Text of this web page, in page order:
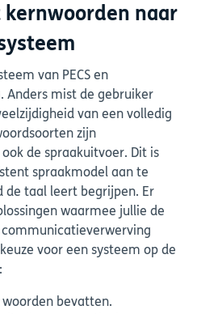
naar
van PECS en
Anders mist de gebruiker
van een volledig
zijn
de spraakuitvoer. Dit is
spraakmodel aan te
de taal leert begrijpen. Er
waarmee jullie de
voor een systeem op de
bevatten.